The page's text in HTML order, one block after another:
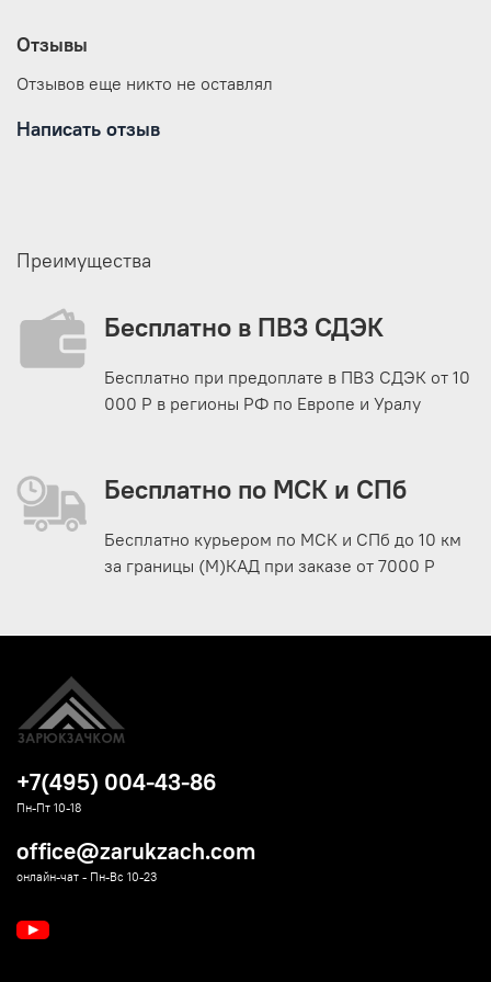
барабанная сушка запрещена.
Глажка: Глажение запрещено.
Химчистка: Химчистка запрещена.
Отзывы
Отзывов еще никто не оставлял
Написать отзыв
Преимущества
Бесплатно в ПВЗ СДЭК
Бесплатно при предоплате в ПВЗ СДЭК от 10
000 Р в регионы РФ по Европе и Уралу
Бесплатно по МСК и СПб
Бесплатно курьером по МСК и СПб до 10 км
за границы (М)КАД при заказе от 7000 Р
+7(495) 004-43-86
Пн-Пт 10-18
office@zarukzach.com
онлайн-чат - Пн-Вс 10-23